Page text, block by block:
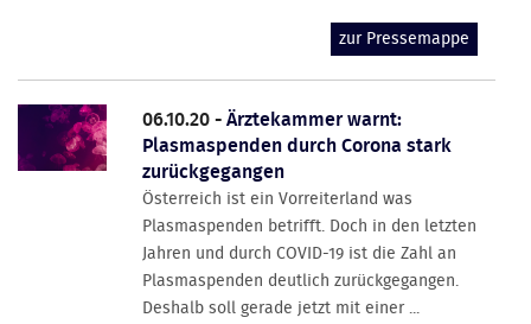
zur Pressemappe
06.10.20 -Ärztekammer warnt:
Plasmaspenden durch Corona stark
zurückgegangen
Österreich ist ein Vorreiterland was
Plasmaspenden betrifft. Doch in den letzten
Jahren und durch COVID-19 ist die Zahl an
Plasmaspenden deutlich zurückgegangen.
Deshalb soll gerade jetzt mit einer ...